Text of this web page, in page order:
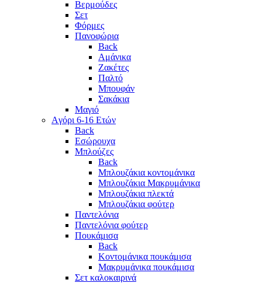
Βερμούδες
Σετ
Φόρμες
Πανοφώρια
Back
Αμάνικα
Ζακέτες
Παλτό
Μπουφάν
Σακάκια
Μαγιό
Aγόρι 6-16 Ετών
Back
Eσώρουχα
Μπλούζες
Back
Μπλουζάκια κοντομάνικα
Μπλουζάκια Μακρυμάνικα
Μπλουζάκια πλεκτά
Μπλουζάκια φούτερ
Παντελόνια
Παντελόνια φούτερ
Πουκάμισα
Back
Κοντομάνικα πουκάμισα
Μακρυμάνικα πουκάμισα
Σετ καλοκαιρινά